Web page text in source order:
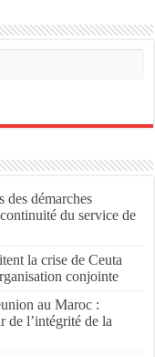
démarches
du service de
la crise de Ceuta
conjointe
au Maroc :
de l’intégrité de la